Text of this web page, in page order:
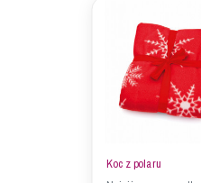
Koc z polaru